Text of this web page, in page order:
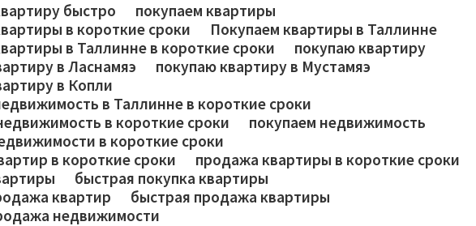
быстро
покупаем квартиры
в короткие сроки
Покупаем квартиры в Таллинне
в Таллинне в короткие сроки
покупаю квартиру
в Ласнамяэ
покупаю квартиру в Мустамяэ
в Копли
в Таллинне в короткие сроки
в короткие сроки
покупаем недвижимость
в короткие сроки
в короткие сроки
продажа квартиры в короткие сроки
быстрая покупка квартиры
квартир
быстрая продажа квартиры
недвижимости